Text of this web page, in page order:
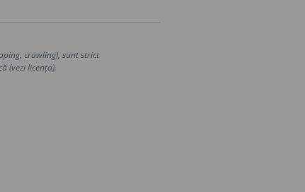
crawling), sunt strict
(vezi licența).